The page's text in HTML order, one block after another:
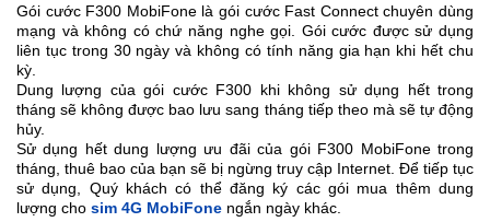
Gói cước F300 MobiFone là gói cước Fast Connect chuyên dùng
mạng và không có chứ năng nghe gọi. Gói cước được sử dụng
liên tục trong 30 ngày và không có tính năng gia hạn khi hết chu
kỳ.
Dung lượng của gói cước F300 khi không sử dụng hết trong
tháng sẽ không được bao lưu sang tháng tiếp theo mà sẽ tự động
hủy.
Sử dụng hết dung lượng ưu đãi của gói F300 MobiFone trong
tháng, thuê bao của bạn sẽ bị ngừng truy cập Internet. Để tiếp tục
sử dụng, Quý khách có thể đăng ký các gói mua thêm dung
lượng cho sim 4G MobiFone ngắn ngày khác.